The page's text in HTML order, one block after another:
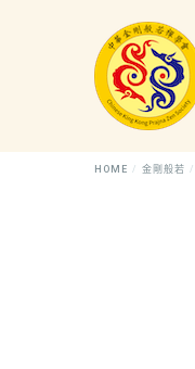
HOME 金剛般若